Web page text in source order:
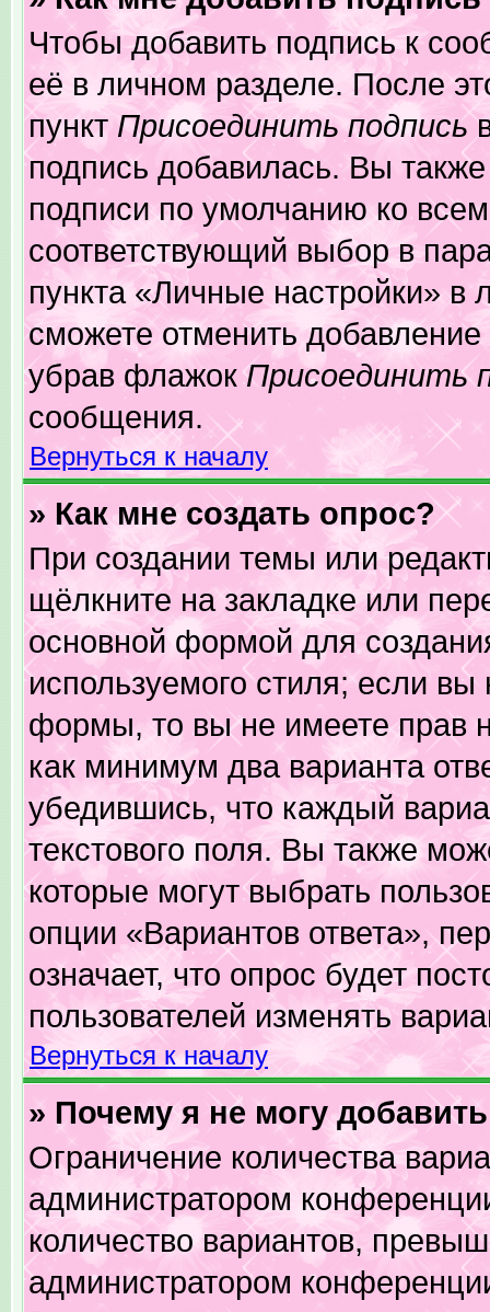
Чтобы добавить подпись к
её в личном разделе. После
пунктПрисоединить подпись
подпись добавилась. Вы
подписи по умолчанию ко
соответствующий выбор в
пункта «Личные настройки»
сможете отменить
убрав флажокПрисоединить
сообщения.
Вернуться к началу
» Как мне создать опрос?
При создании темы или
щёлкните на закладке или
основной формой для
используемого стиля; если вы
формы, то вы не имеете прав
как минимум два варианта
убедившись, что каждый
текстового поля. Вы также
которые могут выбрать
опции «Вариантов ответа»,
означает, что опрос будет
пользователей изменять
Вернуться к началу
» Почему я не могу
Ограничение количества
администратором
количество вариантов,
администратором